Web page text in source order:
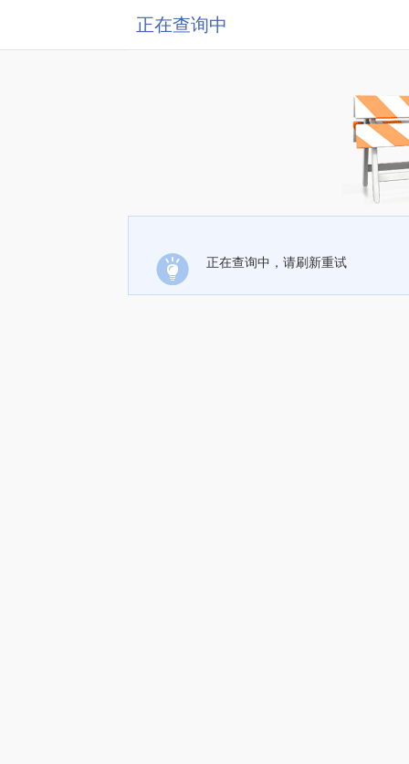
正在查询中
正在查询中，请刷新重试